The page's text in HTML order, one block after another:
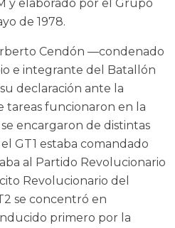
y elaborado por el Grupo
de 1978.
Cendón —condenado
e integrante del Batallón
declaración ante la
tareas funcionaron en la
encargaron de distintas
GT1 estaba comandado
al Partido Revolucionario
Revolucionario del
se concentró en
primero por la